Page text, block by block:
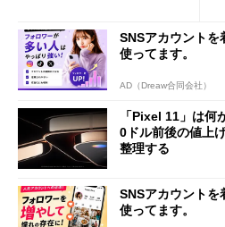
SNSアカウントを
使ってます。
AD（Dreaw合同会社）
「Pixel 11」は
0ドル前後の値上
整理する
SNSアカウントを
使ってます。